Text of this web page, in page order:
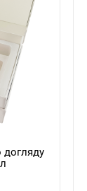
догляду